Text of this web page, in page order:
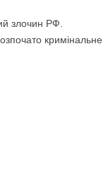
злочин РФ.
кримінальне